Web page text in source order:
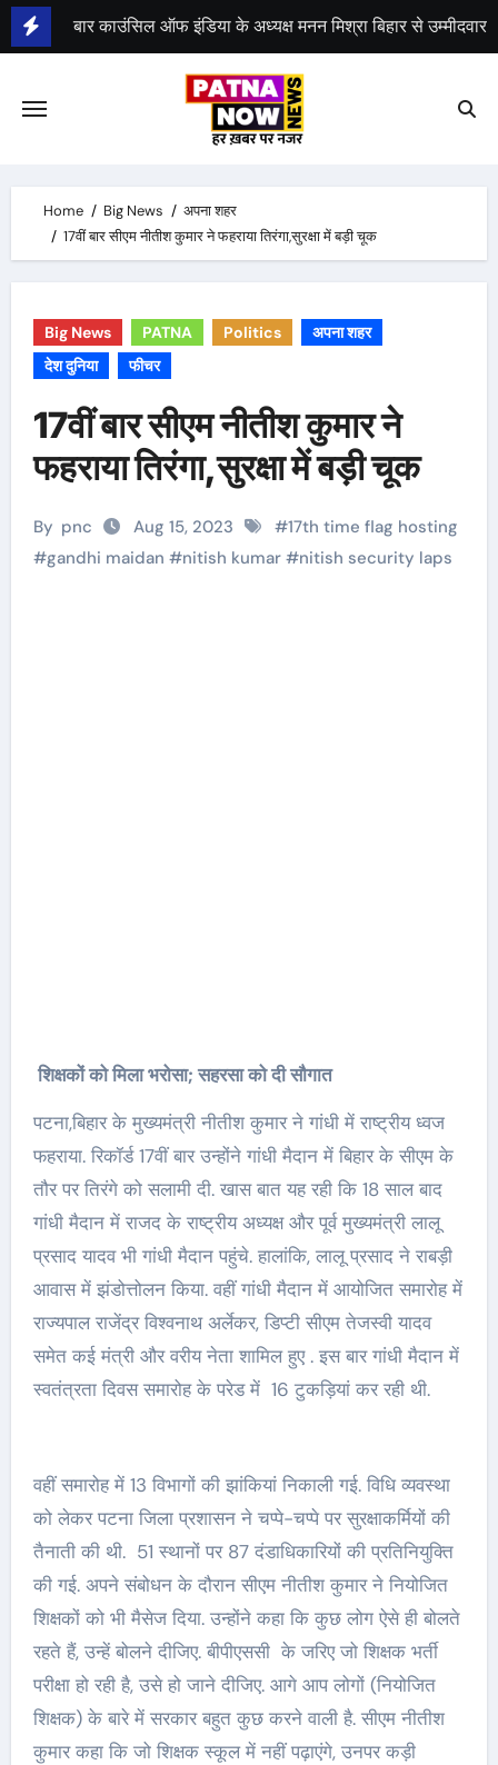
Skip
to
भीम सेना का भारत बंद, राजद का बंद को समर्थन
Home Big News
अपना शहर
17वीं बार सीएम नीतीश कुमार ने फहराया तिरंगा,सुरक्षा में बड़ी चूक
Big News PATNA Politics
अपना शहर
देश दुनिया
फीचर
17वीं बार सीएम नीतीश कुमार ने
फहराया तिरंगा,सुरक्षा में बड़ी चूक
By pnc Aug 15, 2023 #17th time flag hosting
#gandhi maidan #nitish kumar#nitish security laps
शिक्षकों को मिला भरोसा; सहरसा को दी सौगात
पटना,बिहार के मुख्यमंत्री नीतीश कुमार ने गांधी में राष्ट्रीय ध्वज
फहराया. रिकॉर्ड 17वीं बार उन्होंने गांधी मैदान में बिहार के सीएम के
तौर पर तिरंगे को सलामी दी. खास बात यह रही कि 18 साल बाद
गांधी मैदान में राजद के राष्ट्रीय अध्यक्ष और पूर्व मुख्यमंत्री लालू
प्रसाद यादव भी गांधी मैदान पहुंचे. हालांकि, लालू प्रसाद ने राबड़ी
आवास में झंडोत्तोलन किया. वहीं गांधी मैदान में आयोजित समारोह में
राज्यपाल राजेंद्र विश्वनाथ अर्लेकर, डिप्टी सीएम तेजस्वी यादव
समेत कई मंत्री और वरीय नेता शामिल हुए . इस बार गांधी मैदान में
स्वतंत्रता दिवस समारोह के परेड में 16 टुकड़ियां कर रही थी.
वहीं समारोह में 13 विभागों की झांकियां निकाली गई. विधि व्यवस्था
को लेकर पटना जिला प्रशासन ने चप्पे-चप्पे पर सुरक्षाकर्मियों की
तैनाती की थी. 51 स्थानों पर 87 दंडाधिकारियों की प्रतिनियुक्ति
की गई. अपने संबोधन के दौरान सीएम नीतीश कुमार ने नियोजित
शिक्षकों को भी मैसेज दिया. उन्होंने कहा कि कुछ लोग ऐसे ही बोलते
रहते हैं, उन्हें बोलने दीजिए. बीपीएससी के जरिए जो शिक्षक भर्ती
परीक्षा हो रही है, उसे हो जाने दीजिए. आगे आप लोगों (नियोजित
शिक्षक) के बारे में सरकार बहुत कुछ करने वाली है. सीएम नीतीश
कुमार कहा कि जो शिक्षक स्कूल में नहीं पढ़ाएंगे, उनपर कड़ी